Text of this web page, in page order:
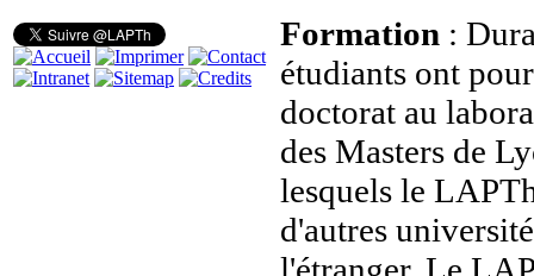
Formation :
étudiants ont
doctorat au
des Masters de
lesquels le
d'autres